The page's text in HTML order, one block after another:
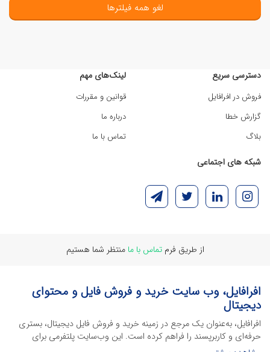
لغو همه فیلترها
دسترسی سریع
فروش در افرافایل
گزارش خطا
بلاگ
لینک‌های مهم
قوانین و مقررات
درباره ما
تماس با ما
شبکه های اجتماعی
از طریق فرمتماس با ما منتظر شما هستیم
افرافایل، وب سایت خرید و فروش فایل و محتوای
دیجیتال
افرافایل، به‌عنوان یک مرجع در زمینه خرید و فروش فایل دیجیتال، بستری
حرفه‌ای و کاربرپسند را فراهم کرده است. این وب‌سایت‌ پلتفرمی برای